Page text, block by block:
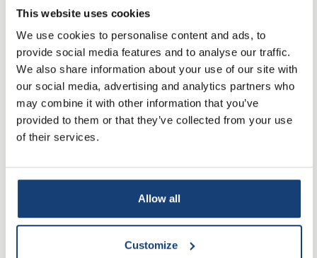
This website uses cookies
We use cookies to personalise content and ads, to
provide social media features and to analyse our traffic.
We also share information about your use of our site with
our social media, advertising and analytics partners who
may combine it with other information that you’ve
provided to them or that they’ve collected from your use
of their services.
Allow all
Customize